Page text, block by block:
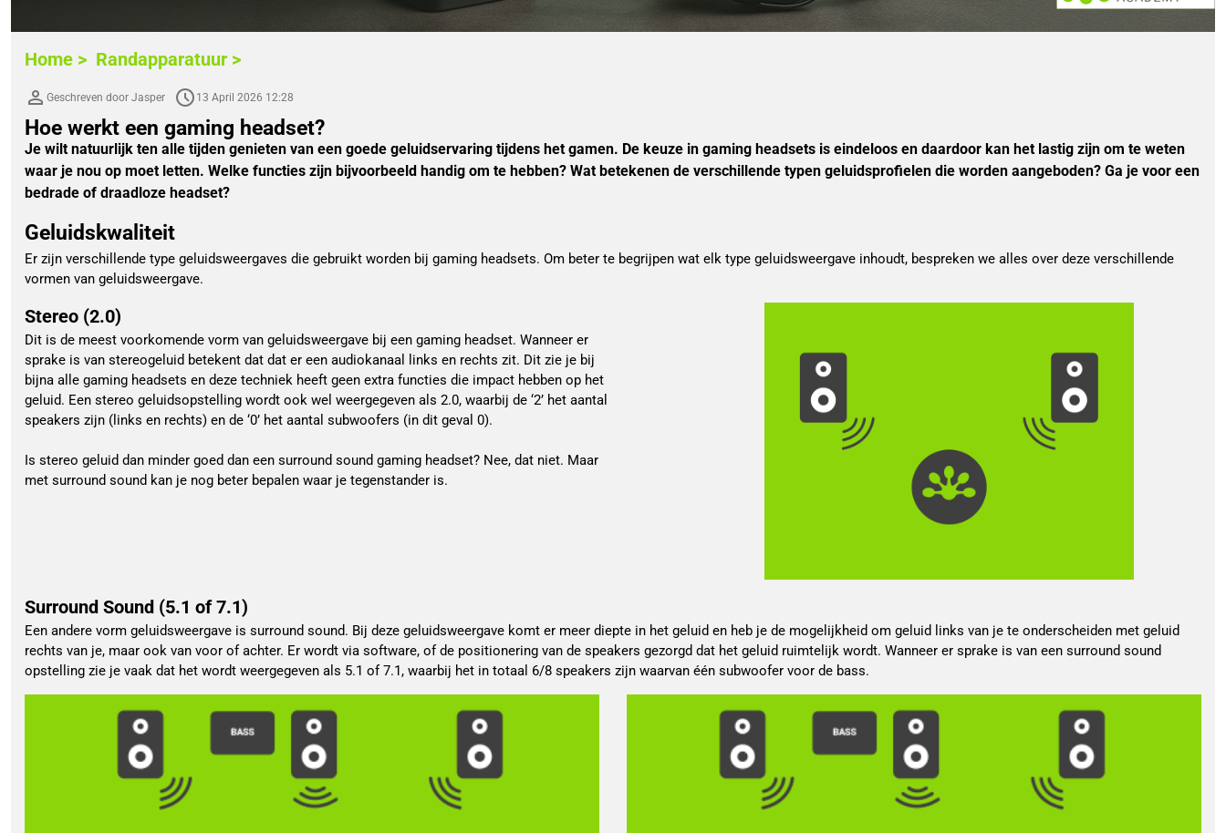
Home > Randapparatuur >
Geschreven door Jasper 13 April 2026 12:28
Hoe werkt een gaming headset?
Je wilt natuurlijk ten alle tijden genieten van een goede geluidservaring tijdens het gamen. De keuze in gaming headsets is eindeloos en daardoor kan het lastig zijn om te weten
waar je nou op moet letten. Welke functies zijn bijvoorbeeld handig om te hebben? Wat betekenen de verschillende typen geluidsprofielen die worden aangeboden? Ga je voor een
bedrade of draadloze headset?
Geluidskwaliteit
Er zijn verschillende type geluidsweergaves die gebruikt worden bij gaming headsets. Om beter te begrijpen wat elk type geluidsweergave inhoudt, bespreken we alles over deze verschillende
vormen van geluidsweergave.
Stereo (2.0)
Dit is de meest voorkomende vorm van geluidsweergave bij een gaming headset. Wanneer er
sprake is van stereogeluid betekent dat dat er een audiokanaal links en rechts zit. Dit zie je bij
bijna alle gaming headsets en deze techniek heeft geen extra functies die impact hebben op het
geluid. Een stereo geluidsopstelling wordt ook wel weergegeven als 2.0, waarbij de ‘2’ het aantal
speakers zijn (links en rechts) en de ‘0’ het aantal subwoofers (in dit geval 0).
Is stereo geluid dan minder goed dan een surround sound gaming headset? Nee, dat niet. Maar
met surround sound kan je nog beter bepalen waar je tegenstander is.
Surround Sound (5.1 of 7.1)
Een andere vorm geluidsweergave is surround sound. Bij deze geluidsweergave komt er meer diepte in het geluid en heb je de mogelijkheid om geluid links van je te onderscheiden met geluid
rechts van je, maar ook van voor of achter. Er wordt via software, of de positionering van de speakers gezorgd dat het geluid ruimtelijk wordt. Wanneer er sprake is van een surround sound
opstelling zie je vaak dat het wordt weergegeven als 5.1 of 7.1, waarbij het in totaal 6/8 speakers zijn waarvan één subwoofer voor de bass.